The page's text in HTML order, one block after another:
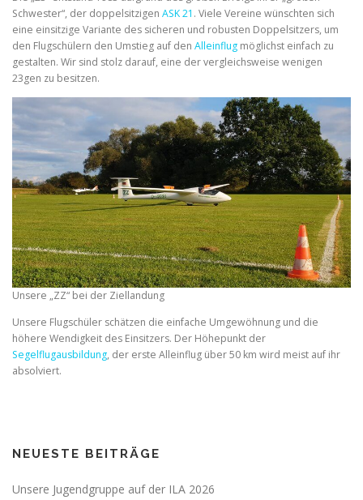
Schwester“, der doppelsitzigen ASK 21 . Viele Vereine wünschten sich
eine einsitzige Variante des sicheren und robusten Doppelsitzers, um
den Flugschülern den Umstieg auf den Alleinflug möglichst einfach zu
gestalten. Wir sind stolz darauf, eine der vergleichsweise wenigen
23gen zu besitzen.
Unsere „ZZ“ bei der Ziellandung
Unsere Flugschüler schätzen die einfache Umgewöhnung und die
höhere Wendigkeit des Einsitzers. Der Höhepunkt der
Segelflugausbildung, der erste Alleinflug über 50 km wird meist auf ihr
absolviert.
NEUESTE BEITRÄGE
Unsere Jugendgruppe auf der ILA 2026